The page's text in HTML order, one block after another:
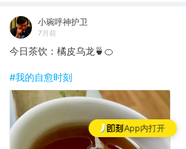
App内打开
小琬呼神护卫
7月前
今日茶饮：橘皮乌龙🍵🍊
#我的自愈时刻